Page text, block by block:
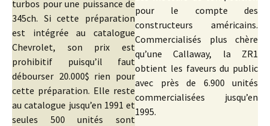
turbos pour une puissance de
345ch. Si cette préparation
est intégrée au catalogue
Chevrolet, son prix est
prohibitif puisqu’il faut
débourser 20.000$ rien pour
cette préparation. Elle reste
au catalogue jusqu’en 1991 et
seules 500 unités sont
pour le compte des
constructeurs américains.
Commercialisés plus chère
qu’une Callaway, la ZR1
obtient les faveurs du public
avec près de 6.900 unités
commercialisées jusqu’en
1995.